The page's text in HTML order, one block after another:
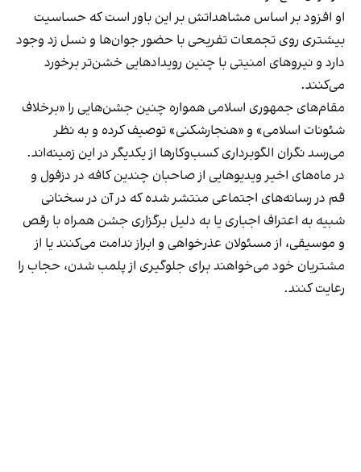
او افزود بر اساس مشاهداتش بر این باور است که حساسیت
بیشتری روی تجمعات تفریحی با حضور جوان‌ها و نسل زد وجود
دارد و نیروهای امنیتی با چنین رویدادهایی خشن‌تر برخورد
می‌کنند.
مقام‌های جمهوری اسلامی همواره چنین جشن‌هایی را «برخلاف
شئونات اسلامی» و «هنجارشکنی» توصیف کرده و به نظر
می‌رسد نگران الگوبرداری کسب‌وکارها از یکدیگر در این زمینه‌اند.
در ماه‌های اخیر ویدیوهایی از صاحبان چندین کافه در دزفول و
قم در رسانه‌های اجتماعی منتشر شده که در آن در سخنانی
شبیه به اعتراف اجباری یا به دلیل برگزاری جشن همراه با رقص
و موسیقی، از مسئولان عذرخواهی و ابراز ندامت می‌کنند یا از
مشتریان خود می‌خواهند برای جلوگیری از پلمب شدن، حجاب را
رعایت کنند.